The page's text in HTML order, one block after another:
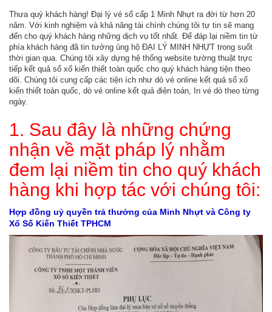
Thưa quý khách hàng! Đại lý vé số cấp 1 Minh Nhựt ra đời từ hơn 20
năm. Với kinh nghiệm và khả năng tài chính chúng tôi tự tin sẽ mang
đến cho quý khách hàng những dịch vụ tốt nhất. Để đáp lại niềm tin từ
phía khách hàng đã tin tưởng ủng hộ ĐẠI LÝ MINH NHỰT trong suốt
thời gian qua. Chúng tôi xây dựng hệ thống website tường thuật trực
tiếp kết quả sổ xố kiến thiết toàn quốc cho quý khách hàng tiện theo
dõi. Chúng tôi cung cấp các tiện ích như dò vé online kết quả sổ xố
kiến thiết toàn quốc, dò vé online kết quả điện toán, In vé dò theo từng
ngày.
1. Sau đây là những chứng
nhận về mặt pháp lý nhằm
đem lại niềm tin cho quý khách
hàng khi hợp tác với chúng tôi:
Hợp đồng uỷ quyền trả thưởng của Minh Nhựt và Công ty
Xổ Số Kiến Thiết TPHCM